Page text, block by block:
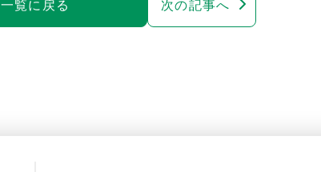
一覧に戻る 次の記事へ